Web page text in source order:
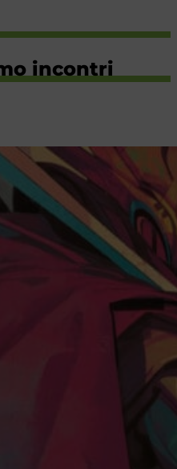
incontri